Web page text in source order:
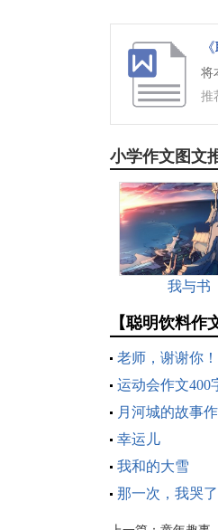
将
推
小学作文图文
我与书
【聪明饮料作
老师，谢谢你
运动会作文400
月河城的故事
幸运儿
我和的大雪
那一次，我哭